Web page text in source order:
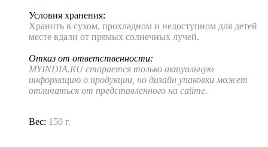
Условия хранения:
Хранить в сухом, прохладном и недоступном для детей
месте вдали от прямых солнечных лучей.
Отказ от ответственности:
MYINDIA.RU старается только актуальную
информацию о продукции, но дизайн упаковки может
отличаться от представленного на сайте.
Вес: 150 г.